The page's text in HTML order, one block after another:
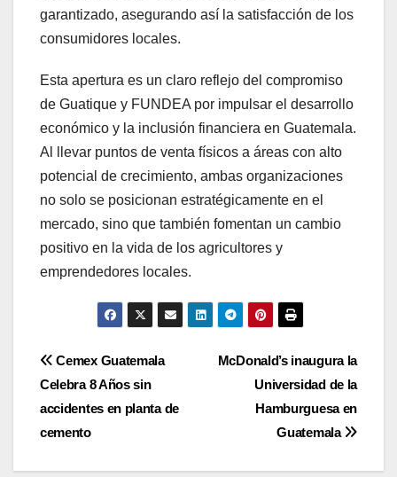
garantizado, asegurando así la satisfacción de los
consumidores locales.
Esta apertura es un claro reflejo del compromiso
de Guatique y FUNDEA por impulsar el desarrollo
económico y la inclusión financiera en Guatemala.
Al llevar puntos de venta físicos a áreas con alto
potencial de crecimiento, ambas organizaciones
no solo se posicionan estratégicamente en el
mercado, sino que también fomentan un cambio
positivo en la vida de los agricultores y
emprendedores locales.
Navegación
de
entradas
McDonald’s inaugura la
Universidad de la
Hamburguesa en
Guatemala
Cemex Guatemala
Celebra 8 Años sin
accidentes en planta de
cemento